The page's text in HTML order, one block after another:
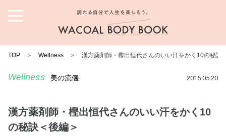
う。ワコール ボディブック
TOP＞ Wellness＞ 漢方薬剤師・樫出恒代さんのいい汗をかく10の秘訣
Wellness 美の流儀 2015.05.20
漢方薬剤師・樫出恒代さんのいい汗をかく10
の秘訣＜後編＞